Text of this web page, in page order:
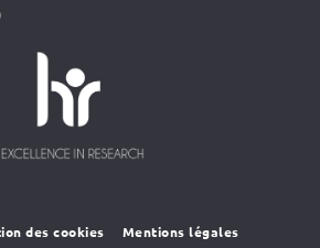
des cookies Mentions légales